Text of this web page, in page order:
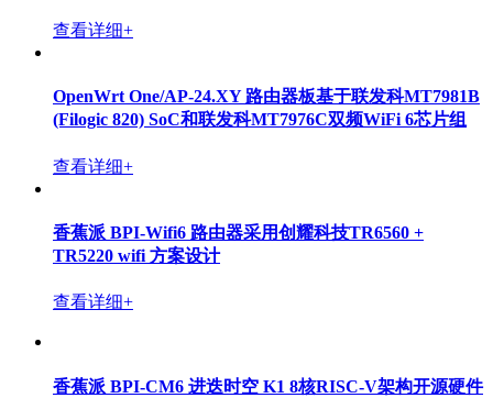
查看详细+
OpenWrt One/AP-24.XY 路由器板基于联发科MT7981B
(Filogic 820) SoC和联发科MT7976C双频WiFi 6芯片组
查看详细+
香蕉派 BPI-Wifi6 路由器采用创耀科技TR6560 +
TR5220 wifi 方案设计
查看详细+
香蕉派 BPI-CM6 进迭时空 K1 8核RISC-V架构开源硬件